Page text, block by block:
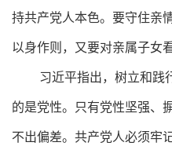
持共产党人本色。要守住亲
以身作则，又要对亲属子女
习近平指出，树立和践
的是党性。只有党性坚强、
不出偏差。共产党人必须牢